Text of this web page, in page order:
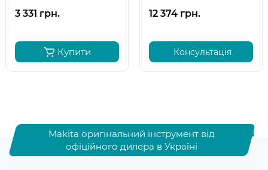
3 331 грн.
Купити
12 374 грн.
Консультація
Makita оригінальний інструмент від
офіційного дилера в Україні